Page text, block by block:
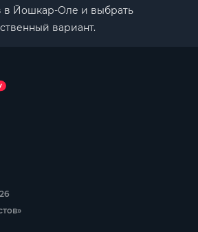
в Йошкар-Оле и выбрать
вариант.